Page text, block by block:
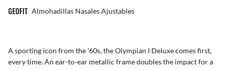
GEOFIT Almohadillas Nasales Ajustables
A sporting icon from the '60s, the Olympian I Deluxe comes first,
every time. An ear-to-ear metallic frame doubles the impact for a